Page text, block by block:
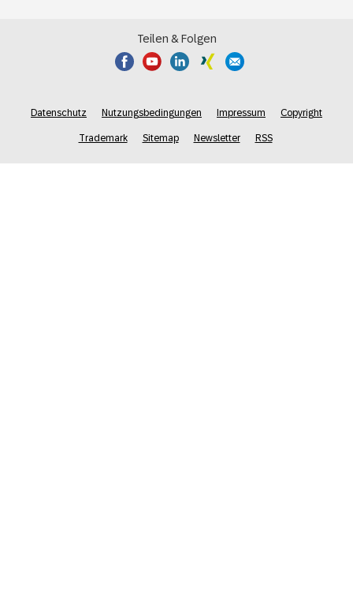
Teilen & Folgen
Datenschutz Nutzungsbedingungen Impressum Copyright
Trademark Sitemap Newsletter RSS